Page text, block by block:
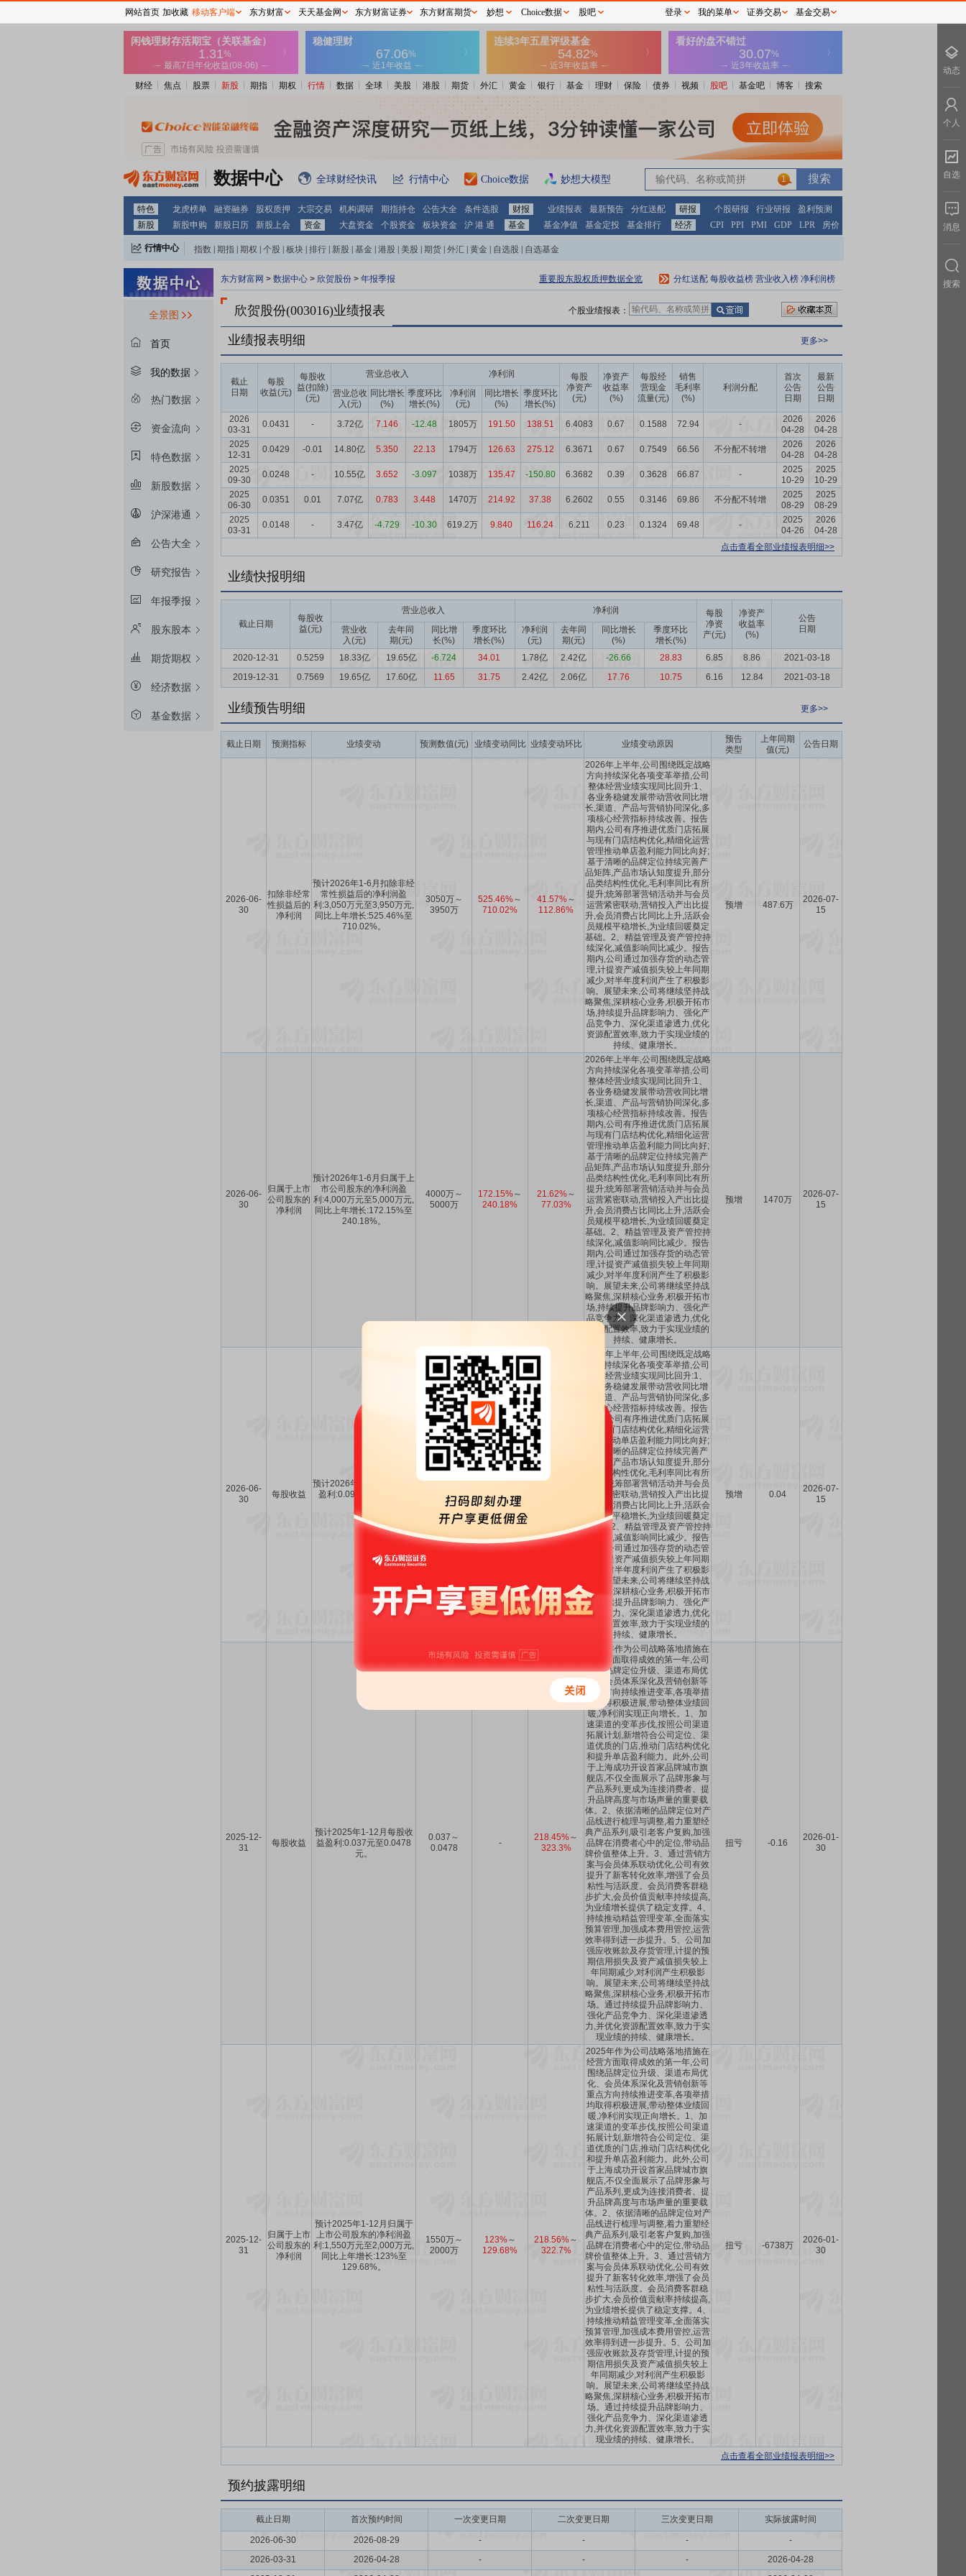
财经 焦点 股票 新股 期指 期权 行情 数据 全球 美股 港股 期货 外汇 黄金 银行 基金 理财 保险 债券 视频 股吧 基金吧 博客 搜索
数据中心 全球财经快讯 行情中心 Choice数据 妙想大模型 1
特色 龙虎榜单 融资融券 股权质押 大宗交易 机构调研 期指持仓 公告大全 条件选股 财报 业绩报表 最新预告 分红送配 研报 个股研报 行业研报
盈利预测
新股
新股申购 新股日历 新股上会 资金 大盘资金 个股资金 板块资金 沪 港 通 基金 基金净值 基金定投 基金排行 经济 CPI PPI PMI GDP LPR 房价
行情中心 指数 期指 期权 个股 板块 排行 新股 基金 港股 美股 期货 外汇 黄金 自选股 自选基金
全景图
首页
我的数据
热门数据
资金流向
特色数据
新股数据
沪深港通
公告大全
研究报告
年报季报
股东股本
期货期权
经济数据
基金数据
东方财富网 > 数据中心 > 欣贺股份 > 年报季报 重要股东股权质押数据全览 分红送配 每股收益榜 营业收入榜 净利润榜
欣贺股份(003016)业绩报表 个股业绩报表：
业绩报表明细 更多>>
截止
日期
每股
收益(元)
每股收
益(扣除)
(元)
营业总收入 净利润
每股
净资产
(元)
净资产
收益率
(%)
每股经
营现金
流量(元)
销售
毛利率
(%)
利润分配
首次
公告
日期
最新
公告
日期
营业总收
入(元)
同比增长
(%)
季度环比
增长(%)
净利润
(元)
同比增长
(%)
季度环比
增长(%)
2026
03-31
0.0431 - 3.72亿 7.146 -12.48 1805万 191.50 138.51 6.4083 0.67 0.1588 72.94 -
2026
04-28
2026
04-28
2025
12-31
0.0429 -0.01 14.80亿 5.350 22.13 1794万 126.63 275.12 6.3671 0.67 0.7549 66.56 不分配不转增
2026
04-28
2026
04-28
2025
09-30
0.0248 - 10.55亿 3.652 -3.097 1038万 135.47 -150.80 6.3682 0.39 0.3628 66.87 -
2025
10-29
2025
10-29
2025
06-30
0.0351 0.01 7.07亿 0.783 3.448 1470万 214.92 37.38 6.2602 0.55 0.3146 69.86 不分配不转增
2025
08-29
2025
08-29
2025
03-31
0.0148 - 3.47亿 -4.729 -10.30 619.2万 9.840 116.24 6.211 0.23 0.1324 69.48 -
2025
04-26
2026
04-28
点击查看全部业绩报表明细>>
业绩快报明细
截止日期
每股收
益(元)
营业总收入 净利润
每股
净资
产(元)
净资产
收益率
(%)
公告
日期
营业收
入(元)
去年同
期(元)
同比增
长(%)
季度环比
增长(%)
净利润
(元)
去年同
期(元)
同比增长
(%)
季度环比
增长(%)
2020-12-31
0.5259 18.33亿 19.65亿 -6.724 34.01 1.78亿 2.42亿 -26.66 28.83 6.85 8.86
2021-03-18
2019-12-31
0.7569 19.65亿 17.60亿 11.65 31.75 2.42亿 2.06亿 17.76 10.75 6.16 12.84 2021-03-18
业绩预告明细 更多>>
截止日期 预测指标 业绩变动 预测数值(元) 业绩变动同比 业绩变动环比 业绩变动原因
预告
类型
上年同期
值(元)
公告日期
2026-06-
30
扣除非经常
性损益后的
净利润
预计2026年1-6月扣除非经
常性损益后的净利润盈
利:3,050万元至3,950万元,
同比上年增长:525.46%至
710.02%。
3050万～
3950万
525.46%～
710.02%
41.57%～
112.86%
2026年上半年,公司围绕既定战略
方向持续深化各项变革举措,公司
整体经营业绩实现同比回升:1、
各业务稳健发展带动营收同比增
长,渠道、产品与营销协同深化,多
项核心经营指标持续改善。报告
期内,公司有序推进优质门店拓展
与现有门店结构优化,精细化运营
管理推动单店盈利能力同比向好;
基于清晰的品牌定位持续完善产
品矩阵,产品市场认知度提升,部分
品类结构性优化,毛利率同比有所
提升;统筹部署营销活动并与会员
运营紧密联动,营销投入产出比提
升,会员消费占比同比上升,活跃会
员规模平稳增长,为业绩回暖奠定
基础。2、精益管理及资产管控持
续深化,减值影响同比减少。报告
期内,公司通过加强存货的动态管
理,计提资产减值损失较上年同期
减少,对半年度利润产生了积极影
响。展望未来,公司将继续坚持战
略聚焦,深耕核心业务,积极开拓市
场,持续提升品牌影响力、强化产
品竞争力、深化渠道渗透力,优化
资源配置效率,致力于实现业绩的
持续、健康增长。
预增 487.6万
2026-07-
15
2026-06-
30
归属于上市
公司股东的
净利润
预计2026年1-6月归属于上
市公司股东的净利润盈
利:4,000万元至5,000万元,
同比上年增长:172.15%至
240.18%。
4000万～
5000万
172.15%～
240.18%
21.62%～
77.03%
2026年上半年,公司围绕既定战略
方向持续深化各项变革举措,公司
整体经营业绩实现同比回升:1、
各业务稳健发展带动营收同比增
长,渠道、产品与营销协同深化,多
项核心经营指标持续改善。报告
期内,公司有序推进优质门店拓展
与现有门店结构优化,精细化运营
管理推动单店盈利能力同比向好;
基于清晰的品牌定位持续完善产
品矩阵,产品市场认知度提升,部分
品类结构性优化,毛利率同比有所
提升;统筹部署营销活动并与会员
运营紧密联动,营销投入产出比提
升,会员消费占比同比上升,活跃会
员规模平稳增长,为业绩回暖奠定
基础。2、精益管理及资产管控持
续深化,减值影响同比减少。报告
期内,公司通过加强存货的动态管
理,计提资产减值损失较上年同期
减少,对半年度利润产生了积极影
响。展望未来,公司将继续坚持战
略聚焦,深耕核心业务,积极开拓市
场,持续提升品牌影响力、强化产
品竞争力、深化渠道渗透力,优化
资源配置效率,致力于实现业绩的
持续、健康增长。
预增 1470万
2026-07-
15
2026-06-
30
每股收益
预计2026年1-6月每股收益
盈利:0.0956元至0.1194
0.1194
-
2026年上半年,公司围绕既定战略
方向持续深化各项变革举措,公司
整体经营业绩实现同比回升:1、
各业务稳健发展带动营收同比增
长,渠道、产品与营销协同深化,多
项核心经营指标持续改善。报告
期内,公司有序推进优质门店拓展
与现有门店结构优化,精细化运营
管理推动单店盈利能力同比向好;
基于清晰的品牌定位持续完善产
品矩阵,产品市场认知度提升,部分
品类结构性优化,毛利率同比有所
提升;统筹部署营销活动并与会员
运营紧密联动,营销投入产出比提
升,会员消费占比同比上升,活跃会
员规模平稳增长,为业绩回暖奠定
基础。2、精益管理及资产管控持
续深化,减值影响同比减少。报告
期内,公司通过加强存货的动态管
理,计提资产减值损失较上年同期
减少,对半年度利润产生了积极影
响。展望未来,公司将继续坚持战
略聚焦,深耕核心业务,积极开拓市
场,持续提升品牌影响力、强化产
品竞争力、深化渠道渗透力,优化
资源配置效率,致力于实现业绩的
持续、健康增长。
预增 0.04
2026-07-
15
2025-12-
31
每股收益
预计2025年1-12月每股收
益盈利:0.037元至0.0478
元。
0.037～
0.0478
-
218.45%～
323.3%
2025年作为公司战略落地措施在
经营方面取得成效的第一年,公司
围绕品牌定位升级、渠道布局优
化、会员体系深化及营销创新等
重点方向持续推进变革,各项举措
均取得积极进展,带动整体业绩回
暖,净利润实现正向增长。1、加
速渠道的变革步伐,按照公司渠道
拓展计划,新增符合公司定位、渠
道优质的门店,推动门店结构优化
和提升单店盈利能力。此外,公司
于上海成功开设首家品牌城市旗
舰店,不仅全面展示了品牌形象与
产品系列,更成为连接消费者、提
升品牌高度与市场声量的重要载
体。2、依据清晰的品牌定位对产
品线进行梳理与调整,着力重塑经
典产品系列,吸引老客户复购,加强
品牌在消费者心中的定位,带动品
牌价值整体上升。3、通过营销方
案与会员体系联动优化,公司有效
提升了新客转化效率,增强了会员
粘性与活跃度。会员消费客群稳
步扩大,会员价值贡献率持续提高,
为业绩增长提供了稳定支撑。4、
持续推动精益管理变革,全面落实
预算管理,加强成本费用管控,运营
效率得到进一步提升。5、公司加
强应收账款及存货管理,计提的预
期信用损失及资产减值损失较上
年同期减少,对利润产生积极影
响。展望未来,公司将继续坚持战
略聚焦,深耕核心业务,积极开拓市
场。通过持续提升品牌影响力、
强化产品竞争力、深化渠道渗透
力,并优化资源配置效率,致力于实
现业绩的持续、健康增长。
扭亏 -0.16
2026-01-
30
2025-12-
31
归属于上市
公司股东的
净利润
预计2025年1-12月归属于
上市公司股东的净利润盈
利:1,550万元至2,000万元,
同比上年增长:123%至
129.68%。
1550万～
2000万
123%～
129.68%
218.56%～
322.7%
2025年作为公司战略落地措施在
经营方面取得成效的第一年,公司
围绕品牌定位升级、渠道布局优
化、会员体系深化及营销创新等
重点方向持续推进变革,各项举措
均取得积极进展,带动整体业绩回
暖,净利润实现正向增长。1、加
速渠道的变革步伐,按照公司渠道
拓展计划,新增符合公司定位、渠
道优质的门店,推动门店结构优化
和提升单店盈利能力。此外,公司
于上海成功开设首家品牌城市旗
舰店,不仅全面展示了品牌形象与
产品系列,更成为连接消费者、提
升品牌高度与市场声量的重要载
体。2、依据清晰的品牌定位对产
品线进行梳理与调整,着力重塑经
典产品系列,吸引老客户复购,加强
品牌在消费者心中的定位,带动品
牌价值整体上升。3、通过营销方
案与会员体系联动优化,公司有效
提升了新客转化效率,增强了会员
粘性与活跃度。会员消费客群稳
步扩大,会员价值贡献率持续提高,
为业绩增长提供了稳定支撑。4、
持续推动精益管理变革,全面落实
预算管理,加强成本费用管控,运营
效率得到进一步提升。5、公司加
强应收账款及存货管理,计提的预
期信用损失及资产减值损失较上
年同期减少,对利润产生积极影
响。展望未来,公司将继续坚持战
略聚焦,深耕核心业务,积极开拓市
场。通过持续提升品牌影响力、
强化产品竞争力、深化渠道渗透
力,并优化资源配置效率,致力于实
现业绩的持续、健康增长。
扭亏 -6738万
2026-01-
30
点击查看全部业绩报表明细>>
预约披露明细
截止日期 首次预约时间 一次变更日期 二次变更日期 三次变更日期 实际披露时间
2026-06-30 2026-08-29 - - -
-
2026-03-31
2026-04-28 - - -
2026-04-28
网站首页 加收藏 移动客户端 东方财富 天天基金网 东方财富证券 东方财富期货 妙想 Choice数据 股吧 登录 我的菜单 证券交易 基金交易
动态
个人
自选
消息
搜索